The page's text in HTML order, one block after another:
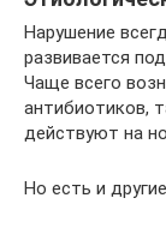
Нарушение
развивается
Чаще всего
антибиотиков,
действуют на
Но есть и